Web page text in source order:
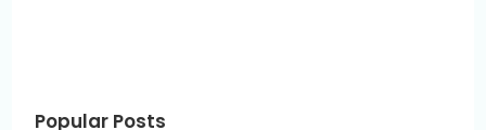
Popular Posts